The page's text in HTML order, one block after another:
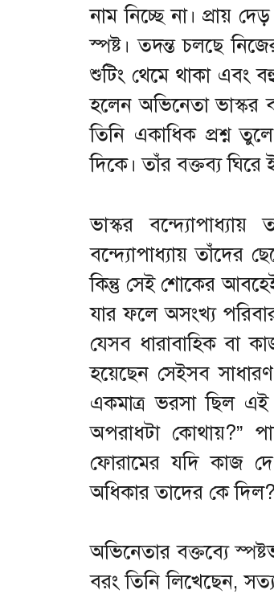
নাম নিচ্ছে না। প্রায়
স্পষ্ট। তদন্ত চলছে
শুটিং থেমে থাকা এবং
হলেন অভিনেতা ভাস্কর
তিনি একাধিক প্রশ্ন
দিকে। তাঁর বক্তব্য
ভাস্কর
বন্দ্যোপাধ্যায় তাঁদের
কিন্তু সেই শোকের
যার ফলে অসংখ্য
যেসব ধারাবাহিক বা
হয়েছেন সেইসব
একমাত্র ভরসা ছিল
অপরাধটা কোথায়?”
ফোরামের যদি কাজ
অধিকার তাদের কে
অভিনেতার বক্তব্যে
বরং তিনি লিখেছেন,